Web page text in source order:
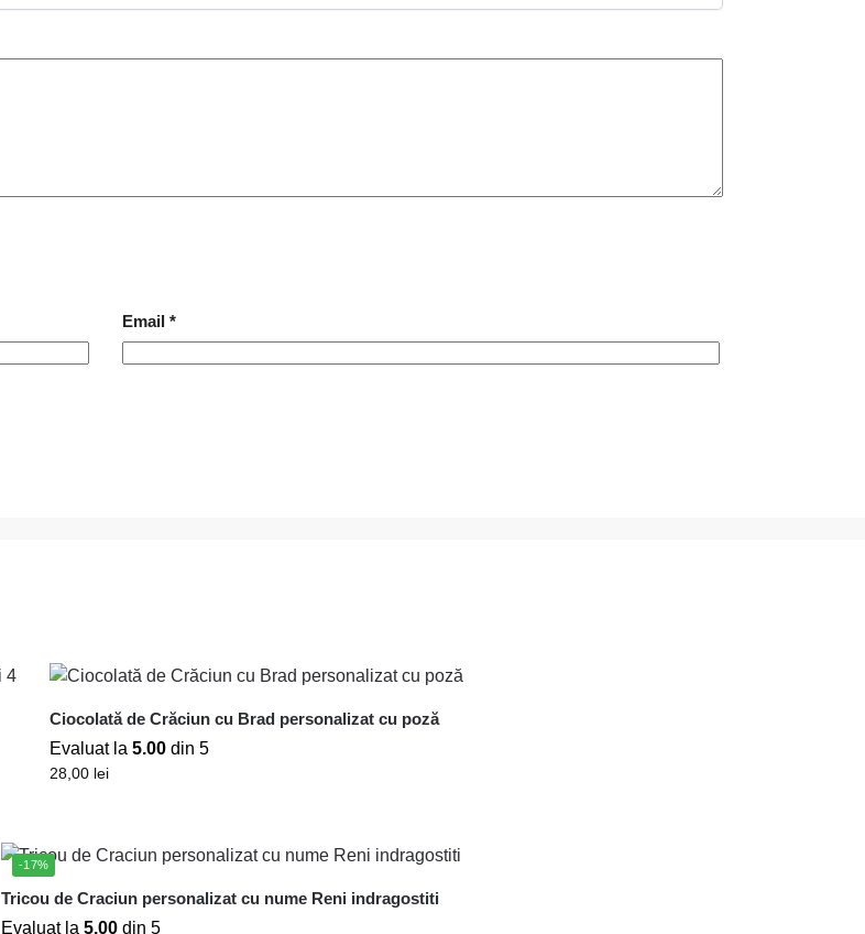
Email *
Ciocolată de Crăciun cu Brad personalizat cu poză
Evaluat la 5.00din 5
28,00 lei
-17%
Tricou de Craciun personalizat cu nume Reni indragostiti
Evaluat la 5.00din 5